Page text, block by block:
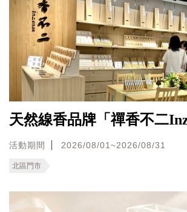
天然線香品牌「禪香不二
活動期間 2026/08/01~2026/08/31
北區門市